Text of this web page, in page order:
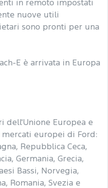
in remoto impostati
nuove utili
sono pronti per una
E è arrivata in Europa
dell'Unione Europea e
europei di Ford:
Repubblica Ceca,
Germania, Grecia,
Bassi, Norvegia,
Romania, Svezia e